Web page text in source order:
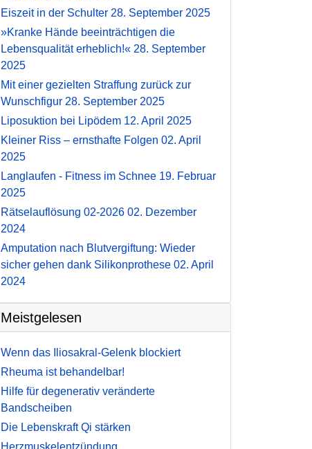
Eiszeit in der Schulter 28. September 2025
»Kranke Hände beeinträchtigen die
Lebensqualität erheblich!« 28. September
2025
Mit einer gezielten Straffung zurück zur
Wunschfigur 28. September 2025
Liposuktion bei Lipödem 12. April 2025
Kleiner Riss – ernsthafte Folgen 02. April
2025
Langlaufen - Fitness im Schnee 19. Februar
2025
Rätselauflösung 02-2026 02. Dezember
2024
Amputation nach Blutvergiftung: Wieder
sicher gehen dank Silikonprothese 02. April
2024
Meistgelesen
Wenn das Iliosakral-Gelenk blockiert
Rheuma ist behandelbar!
Hilfe für degenerativ veränderte
Bandscheiben
Die Lebenskraft Qi stärken
Herzmuskelentzündung